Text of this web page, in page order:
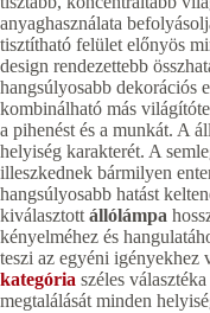
anyaghasználata
tisztítható felület előnyös
design rendezettebb
hangsúlyosabb dekorációs
kombinálható más
a pihenést és a munkát. A
helyiség karakterét. A
illeszkednek bármilyen
hangsúlyosabb hatást
kiválasztottállólámpa
kényelméhez és
teszi az egyéni igényekhez
kategória széles
megtalálását minden